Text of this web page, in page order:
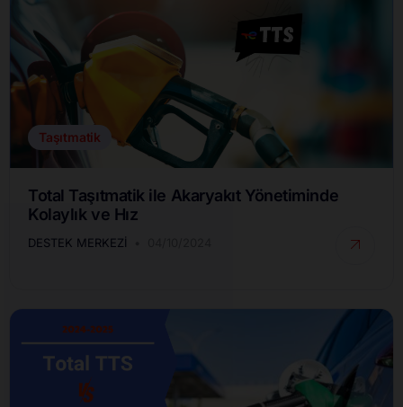
Taşıtmatik
Total Taşıtmatik ile Akaryakıt Yönetiminde
Kolaylık ve Hız
DESTEK MERKEZI